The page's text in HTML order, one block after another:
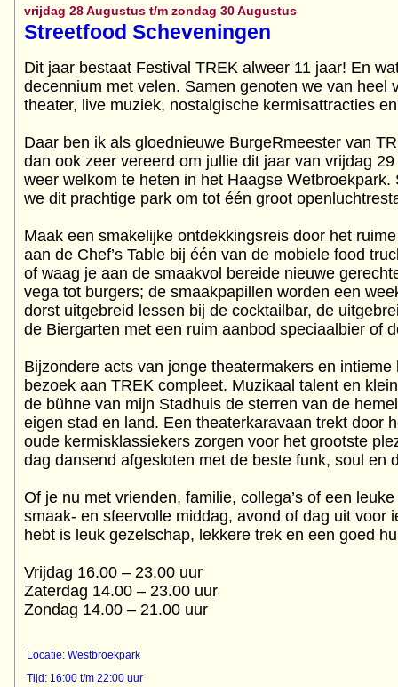
vrijdag 28 Augustus t/m zondag 30 Augustus
Streetfood Scheveningen
Dit jaar bestaat Festival TREK alweer 11 jaar! En
decennium met velen. Samen genoten we van heel
theater, live muziek, nostalgische kermisattracties
Daar ben ik als gloednieuwe BurgeRmeester van
dan ook zeer vereerd om jullie dit jaar van vrijdag
weer welkom te heten in het Haagse
we dit prachtige park om tot één groot
Maak een smakelijke ontdekkingsreis door het
aan de Chef’s Table bij één van de mobiele food
of waag je aan de smaakvol bereide nieuwe
vega tot burgers; de smaakpapillen worden een
dorst uitgebreid lessen bij de cocktailbar, de
de Biergarten met een ruim aanbod speciaalbier of
Bijzondere acts van jonge theatermakers en
bezoek aan TREK compleet. Muzikaal talent en
de bühne van mijn Stadhuis de sterren van de
eigen stad en land. Een theaterkaravaan trekt door
oude kermisklassiekers zorgen voor het grootste
dag dansend afgesloten met de beste funk, soul en
Of je nu met vrienden, familie, collega’s of een
smaak- en sfeervolle middag, avond of dag uit voor
hebt is leuk gezelschap, lekkere trek en een goed
Vrijdag 16.00 – 23.00 uur
Zaterdag 14.00 – 23.00 uur
Zondag 14.00 – 21.00 uur
Locatie: Westbroekpark
Tijd: 16:00 t/m 22:00 uur